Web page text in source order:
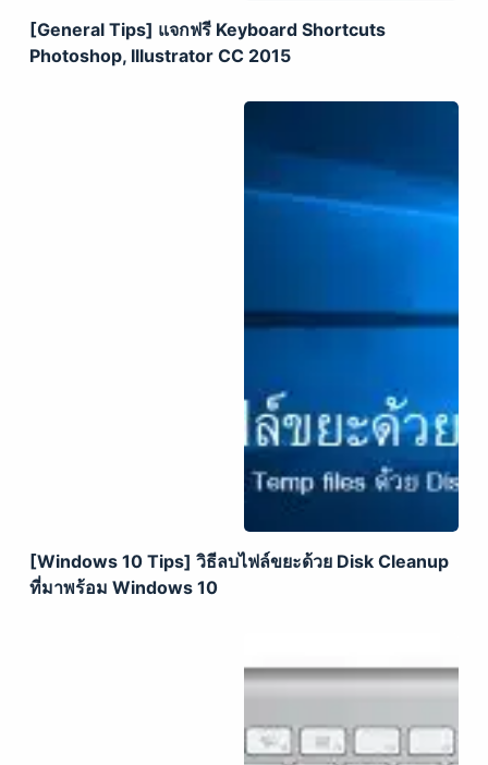
[General Tips] แจกฟรี Keyboard Shortcuts
Photoshop, Illustrator CC 2015
[Windows 10 Tips] วิธีลบไฟล์ขยะด้วย Disk Cleanup
ที่มาพร้อม Windows 10